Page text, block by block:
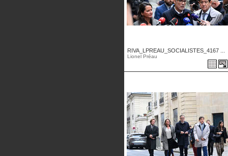
RIVA_LPREAU_SOCIALISTES_4167 ...
Lionel Préau